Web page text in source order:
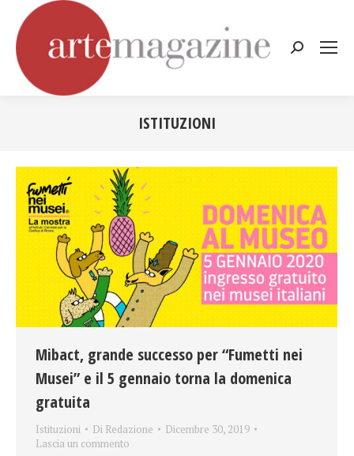
Cerca:
ISTITUZIONI
Mibact, grande successo per “Fumetti nei
Musei” e il 5 gennaio torna la domenica
gratuita
Istituzioni Di Redazione
Dicembre 30, 2019
Lascia un commento